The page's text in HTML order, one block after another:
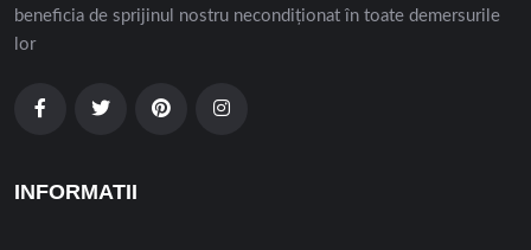
beneficia de sprijinul nostru necondiționat în toate demersurile
lor
INFORMATII